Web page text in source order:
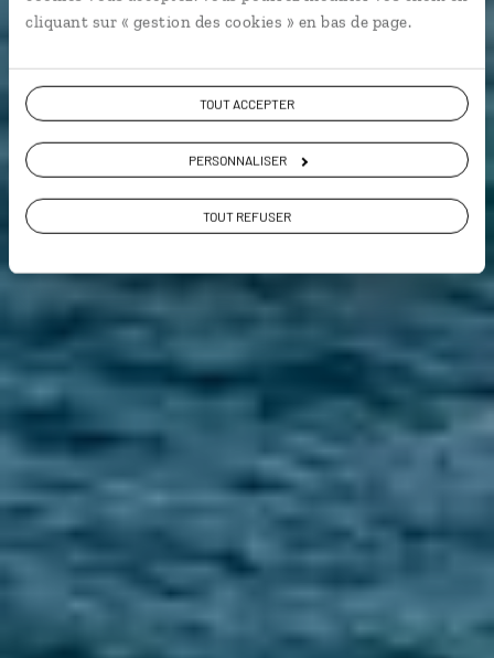
cliquant sur « gestion des cookies » en bas de page.
TOUT ACCEPTER
PERSONNALISER
TOUT REFUSER